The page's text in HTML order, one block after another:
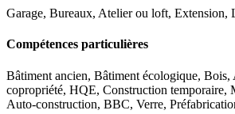
Garage, Bureaux, Atelier ou loft, Extension,
Compétences particulières
Bâtiment ancien, Bâtiment écologique, Bois,
copropriété, HQE, Construction temporaire,
Auto-construction, BBC, Verre,